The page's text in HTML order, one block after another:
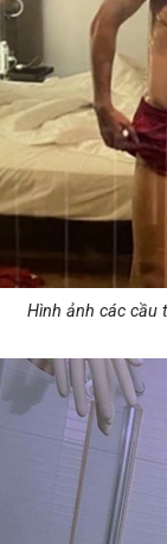
Hình ảnh các cầu